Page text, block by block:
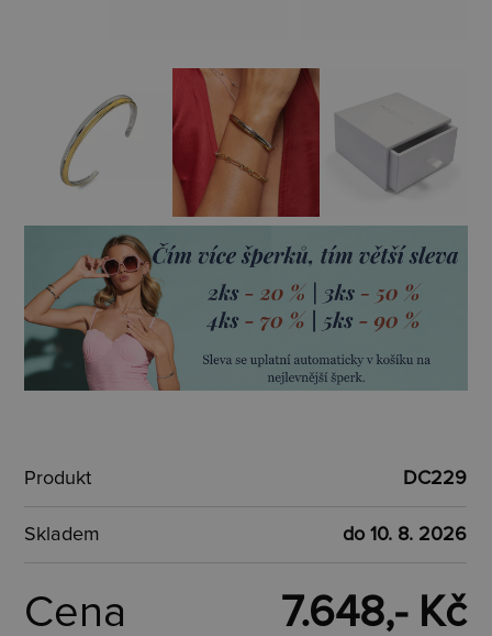
Produkt DC229
Skladem do 10. 8. 2026
Cena 7.648,- Kč